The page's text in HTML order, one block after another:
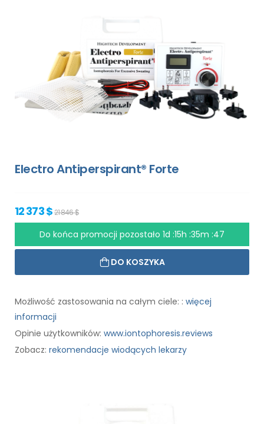
Electro Antiperspirant® Forte
12 373 $21 846 $
Do końca promocji pozostało 1d :15h :35m :46
DO KOSZYKA
Możliwość zastosowania na całym ciele: : więcej
informacji
Opinie użytkowników: www.iontophoresis.reviews
Zobacz: rekomendacje wiodących lekarzy